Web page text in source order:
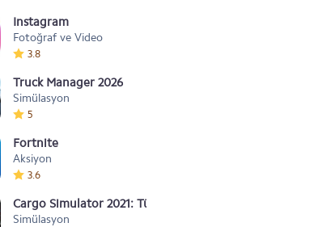
Instagram
Fotoğraf ve Video
3.8
Truck Manager 2026
Simülasyon
5
Fortnite
Aksiyon
3.6
Cargo Simulator 2021: Türkiye
Simülasyon